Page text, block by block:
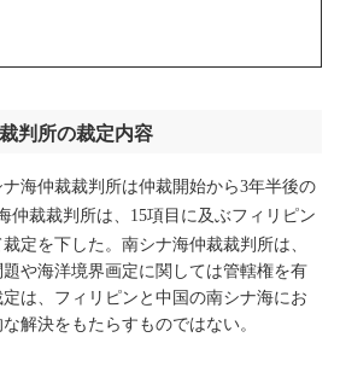
判所の裁定内容
海仲裁裁判所は仲裁開始から3年半後の
仲裁裁判所は、 15項目に及ぶフィリピン
定を下した。南シナ海仲裁裁判所は、
や海洋境界画定に関しては管轄権を有
は、フィリピンと中国の南シナ海にお
解決をもたらすものではない。